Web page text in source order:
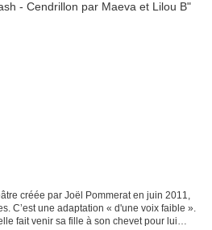
créée par Joël Pommerat en juin 2011,
C’est une adaptation « d'une voix faible ».
fait venir sa fille à son chevet pour lui